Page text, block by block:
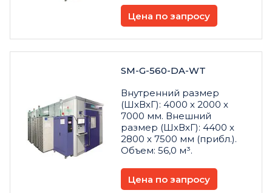
Цена по запросу
SM-G-560-DA-WT
Внутренний размер
(ШхВхГ): 4000 х 2000 х
7000 мм. Внешний
размер (ШхВхГ): 4400 х
2800 х 7500 мм (прибл.).
Объем: 56,0 м³.
Цена по запросу